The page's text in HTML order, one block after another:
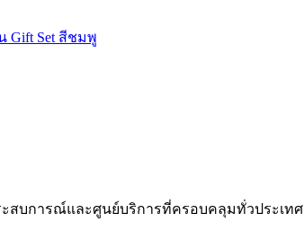
สบการณ์และศูนย์บริการที่ครอบคลุมทั่วประเทศ